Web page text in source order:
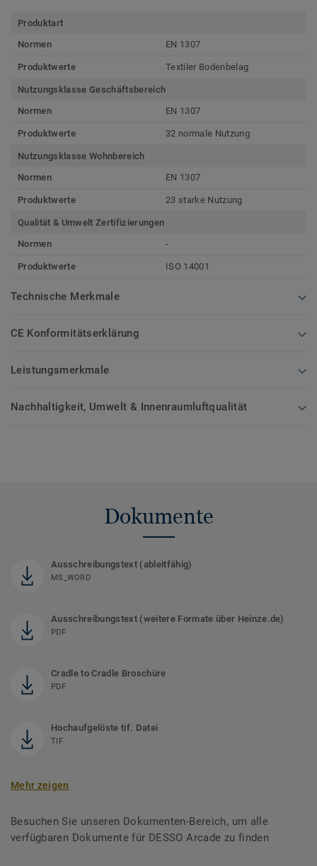
Produktart
Normen
EN 1307
Produktwerte Textiler Bodenbelag
Nutzungsklasse Geschäftsbereich
Normen
EN 1307
Produktwerte 32 normale Nutzung
Nutzungsklasse Wohnbereich
Normen
EN 1307
Produktwerte 23 starke Nutzung
Qualität & Umwelt Zertifizierungen
Normen
-
Produktwerte ISO 14001
Technische Merkmale
CE Konformitätserklärung
Leistungsmerkmale
Nachhaltigkeit, Umwelt & Innenraumluftqualität
Dokumente
Ausschreibungstext (ableitfähig)
MS_WORD
Ausschreibungstext (weitere Formate über Heinze.de)
PDF
Cradle to Cradle Broschüre
PDF
Hochaufgelöste tif. Datei
TIF
Mehr zeigen
Besuchen Sie unseren Dokumenten-Bereich, um alle
verfügbaren Dokumente für DESSO Arcade zu finden